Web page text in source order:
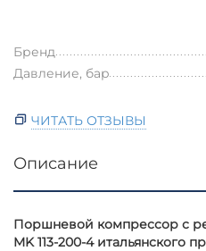
Бренд
Давление, бар
ЧИТАТЬ ОТЗЫВЫ
Описание
Поршневой компрессор с
MK 113-200-4 итальянского